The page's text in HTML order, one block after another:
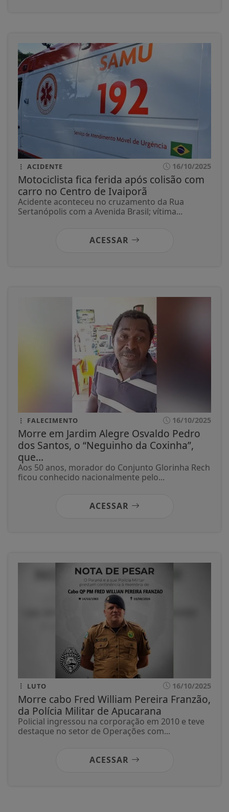
ACIDENTE 16/10/2025
Motociclista fica ferida após colisão com
carro no Centro de Ivaiporã
Acidente aconteceu no cruzamento da Rua
Sertanópolis com a Avenida Brasil; vítima...
ACESSAR
FALECIMENTO 16/10/2025
Morre em Jardim Alegre Osvaldo Pedro
dos Santos, o “Neguinho da Coxinha”,
que...
Aos 50 anos, morador do Conjunto Glorinha Rech
ficou conhecido nacionalmente pelo...
ACESSAR
LUTO 16/10/2025
Morre cabo Fred William Pereira Franzão,
da Polícia Militar de Apucarana
Policial ingressou na corporação em 2010 e teve
destaque no setor de Operações com...
ACESSAR